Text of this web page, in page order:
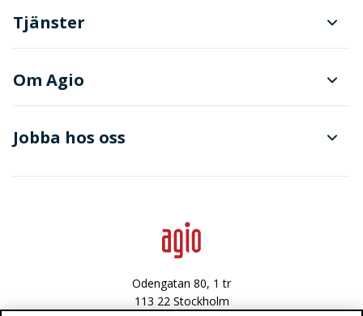
Tjänster
Planering och produktionsstyrning
Om Agio
Finanser
Data & integritet
Jobba hos oss
Odengatan 80, 1 tr
113 22 Stockholm